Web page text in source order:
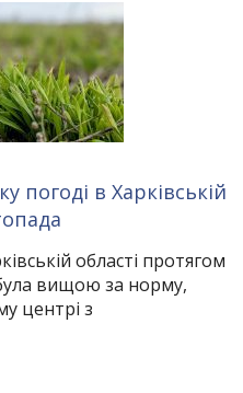
погоді в Харківській
області протягом
вищою за норму,
центрі з